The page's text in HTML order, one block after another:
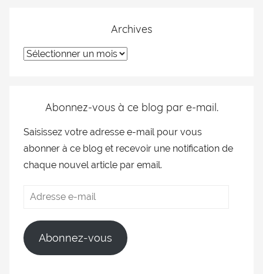
Archives
Abonnez-vous à ce blog par e-mail.
Saisissez votre adresse e-mail pour vous
abonner à ce blog et recevoir une notification de
chaque nouvel article par email.
Abonnez-vous